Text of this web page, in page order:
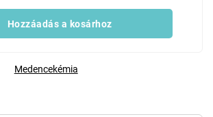
Hozzáadás a kosárhoz
Medencekémia